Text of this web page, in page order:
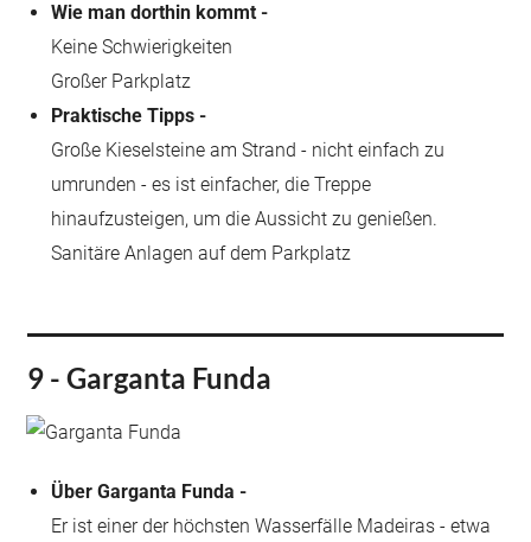
Wie man dorthin kommt -
Keine Schwierigkeiten
Großer Parkplatz
Praktische Tipps -
Große Kieselsteine am Strand - nicht einfach zu
umrunden - es ist einfacher, die Treppe
hinaufzusteigen, um die Aussicht zu genießen.
Sanitäre Anlagen auf dem Parkplatz
9 - Garganta Funda
Über Garganta Funda -
Er ist einer der höchsten Wasserfälle Madeiras - etwa